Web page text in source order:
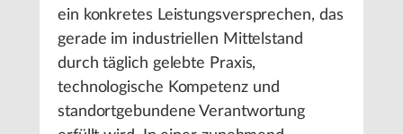
ein konkretes Leistungsversprechen, das
gerade im industriellen Mittelstand
durch täglich gelebte Praxis,
technologische Kompetenz und
standortgebundene Verantwortung